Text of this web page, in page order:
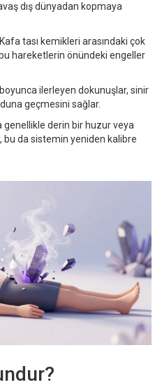
dış dünyadan kopmaya
Kafa tası kemikleri arasındaki çok
hareketlerin önündeki engeller
ilerleyen dokunuşlar, sinir
geçmesini sağlar.
genellikle derin bir huzur veya
da sistemin yeniden kalibre